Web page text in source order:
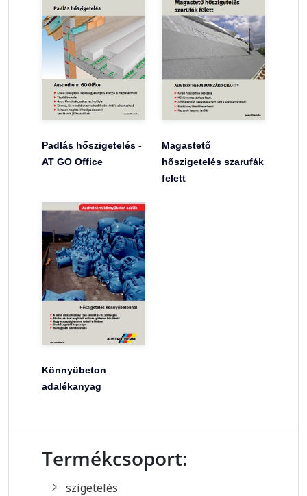
Padlás hőszigetelés -
AT GO Office
Magastető
hőszigetelés szarufák
felett
Könnyübeton
adalékanyag
Termékcsoport:
szigetelés